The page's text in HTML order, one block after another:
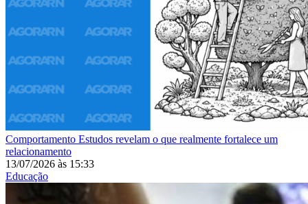
Comportamento Estudos revelam o que realmente fortalece um
relacionamento
13/07/2026 às 15:33
Educação